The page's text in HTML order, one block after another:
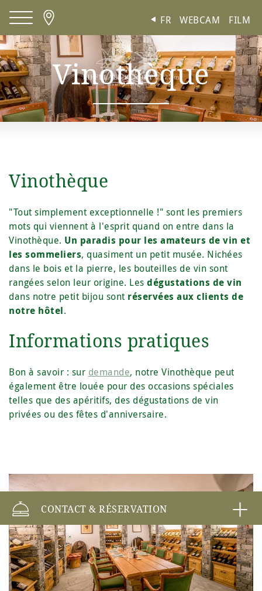
FR WEBCAM FILM
Vinothèque
CONTACT & RÉSERVATION
Vinothèque
"Tout simplement exceptionnelle !" sont les premiers
mots qui viennent à l'esprit quand on entre dans la
Vinothèque. Un paradis pour les amateurs de vin et
les sommeliers, quasiment un petit musée. Nichées
dans le bois et la pierre, les bouteilles de vin sont
rangées selon leur origine. Les dégustations de vin
dans notre petit bijou sont réservées aux clients de
notre hôtel.
Informations pratiques
Bon à savoir : sur demande, notre Vinothèque peut
également être louée pour des occasions spéciales
telles que des apéritifs, des dégustations de vin
privées ou des fêtes d'anniversaire.